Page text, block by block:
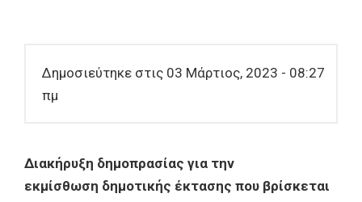
Δημοσιεύτηκε στις 03 Μάρτιος, 2023 - 08:27
πμ
Διακήρυξη δημοπρασίας για την
εκμίσθωση δημοτικής έκτασης που βρίσκεται